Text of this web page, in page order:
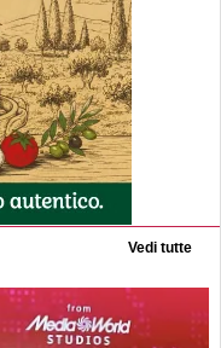
Vedi tutte